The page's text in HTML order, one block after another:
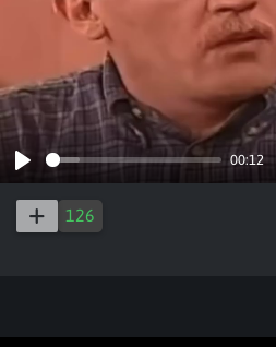
Play
00:12
126